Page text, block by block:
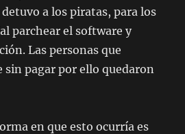
a los piratas, para los
parchear el software y
Las personas que
sin pagar por ello quedaron
en que esto ocurría es